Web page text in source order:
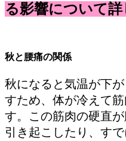
る影響について詳
秋と腰痛の関係
秋になると気温が下
すため、体が冷えて
す。この筋肉の硬直
引き起こしたり、す